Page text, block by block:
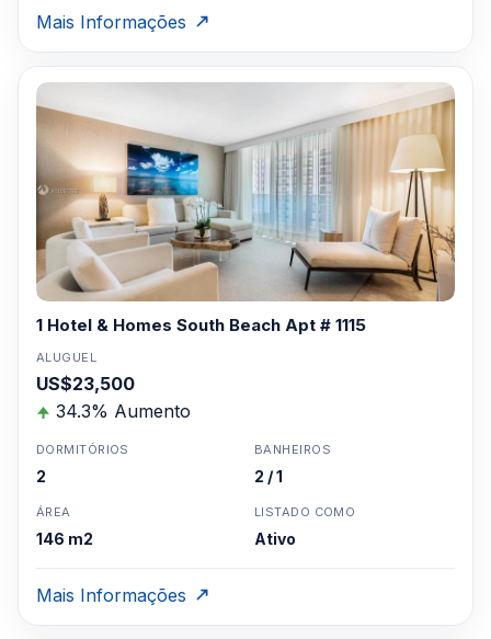
Mais Informações
1 Hotel & Homes South Beach Apt # 1115
ALUGUEL
US$23,500
34.3% Aumento
DORMITÓRIOS
2
BANHEIROS
2 / 1
ÁREA
146 m2
LISTADO COMO
Ativo
Mais Informações